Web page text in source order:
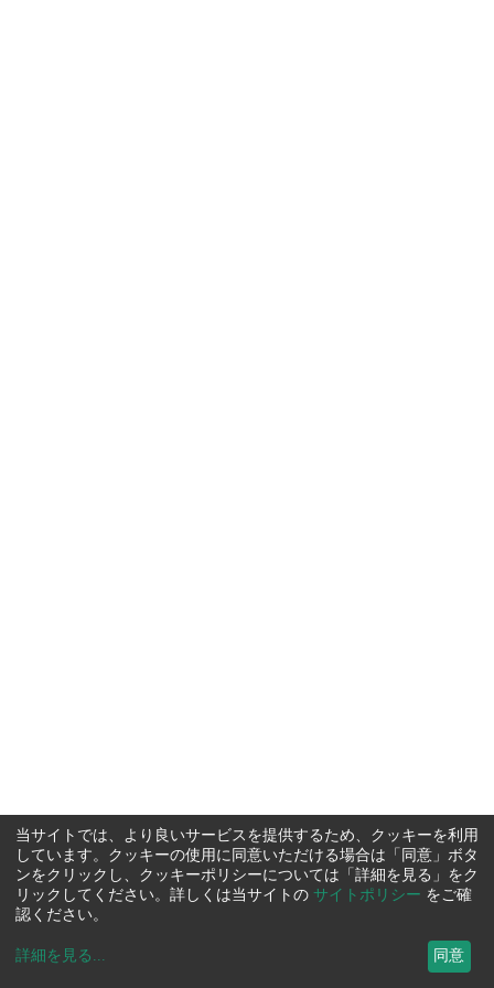
当サイトでは、より良いサービスを提供するため、クッキーを利用
しています。クッキーの使用に同意いただける場合は「同意」ボタ
ンをクリックし、クッキーポリシーについては「詳細を見る」をク
リックしてください。詳しくは当サイトの サイトポリシー をご確
認ください。
詳細を見る ... 同意